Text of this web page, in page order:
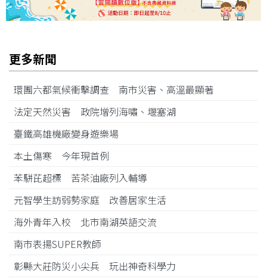
更多新聞
環團六都氣候衝擊調查 南市災害、高溫最顯著
法定天然災害 政院增列海嘯、堰塞湖
臺鐵高雄機廠變身遊樂場
本土傷寒 今年現首例
苯駢芘超標 苦茶油廠列入輔導
元智學生訪弱勢家庭 改善居家生活
海外青年入校 北市南湖英語交流
南市表揚SUPER教師
彰縣大莊防災小尖兵 玩出神奇科學力